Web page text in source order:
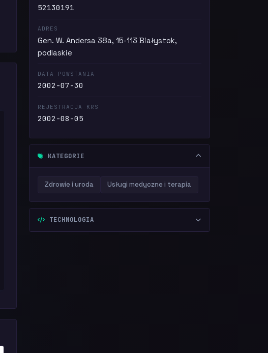
52130191
ADRES
Gen. W. Andersa 38a, 15-113 Białystok,
podlaskie
DATA POWSTANIA
2002-07-30
REJESTRACJA KRS
2002-08-05
KATEGORIE
Zdrowie i uroda Usługi medyczne i terapia
TECHNOLOGIA